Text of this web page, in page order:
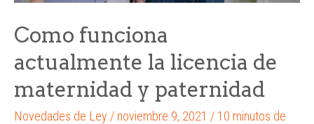
Como funciona
actualmente la licencia de
maternidad y paternidad
Novedades de Ley / noviembre 9, 2021 / 10 minutos de